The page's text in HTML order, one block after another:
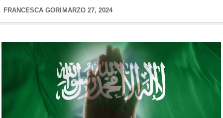
FRANCESCA GORI MARZO 27, 2024